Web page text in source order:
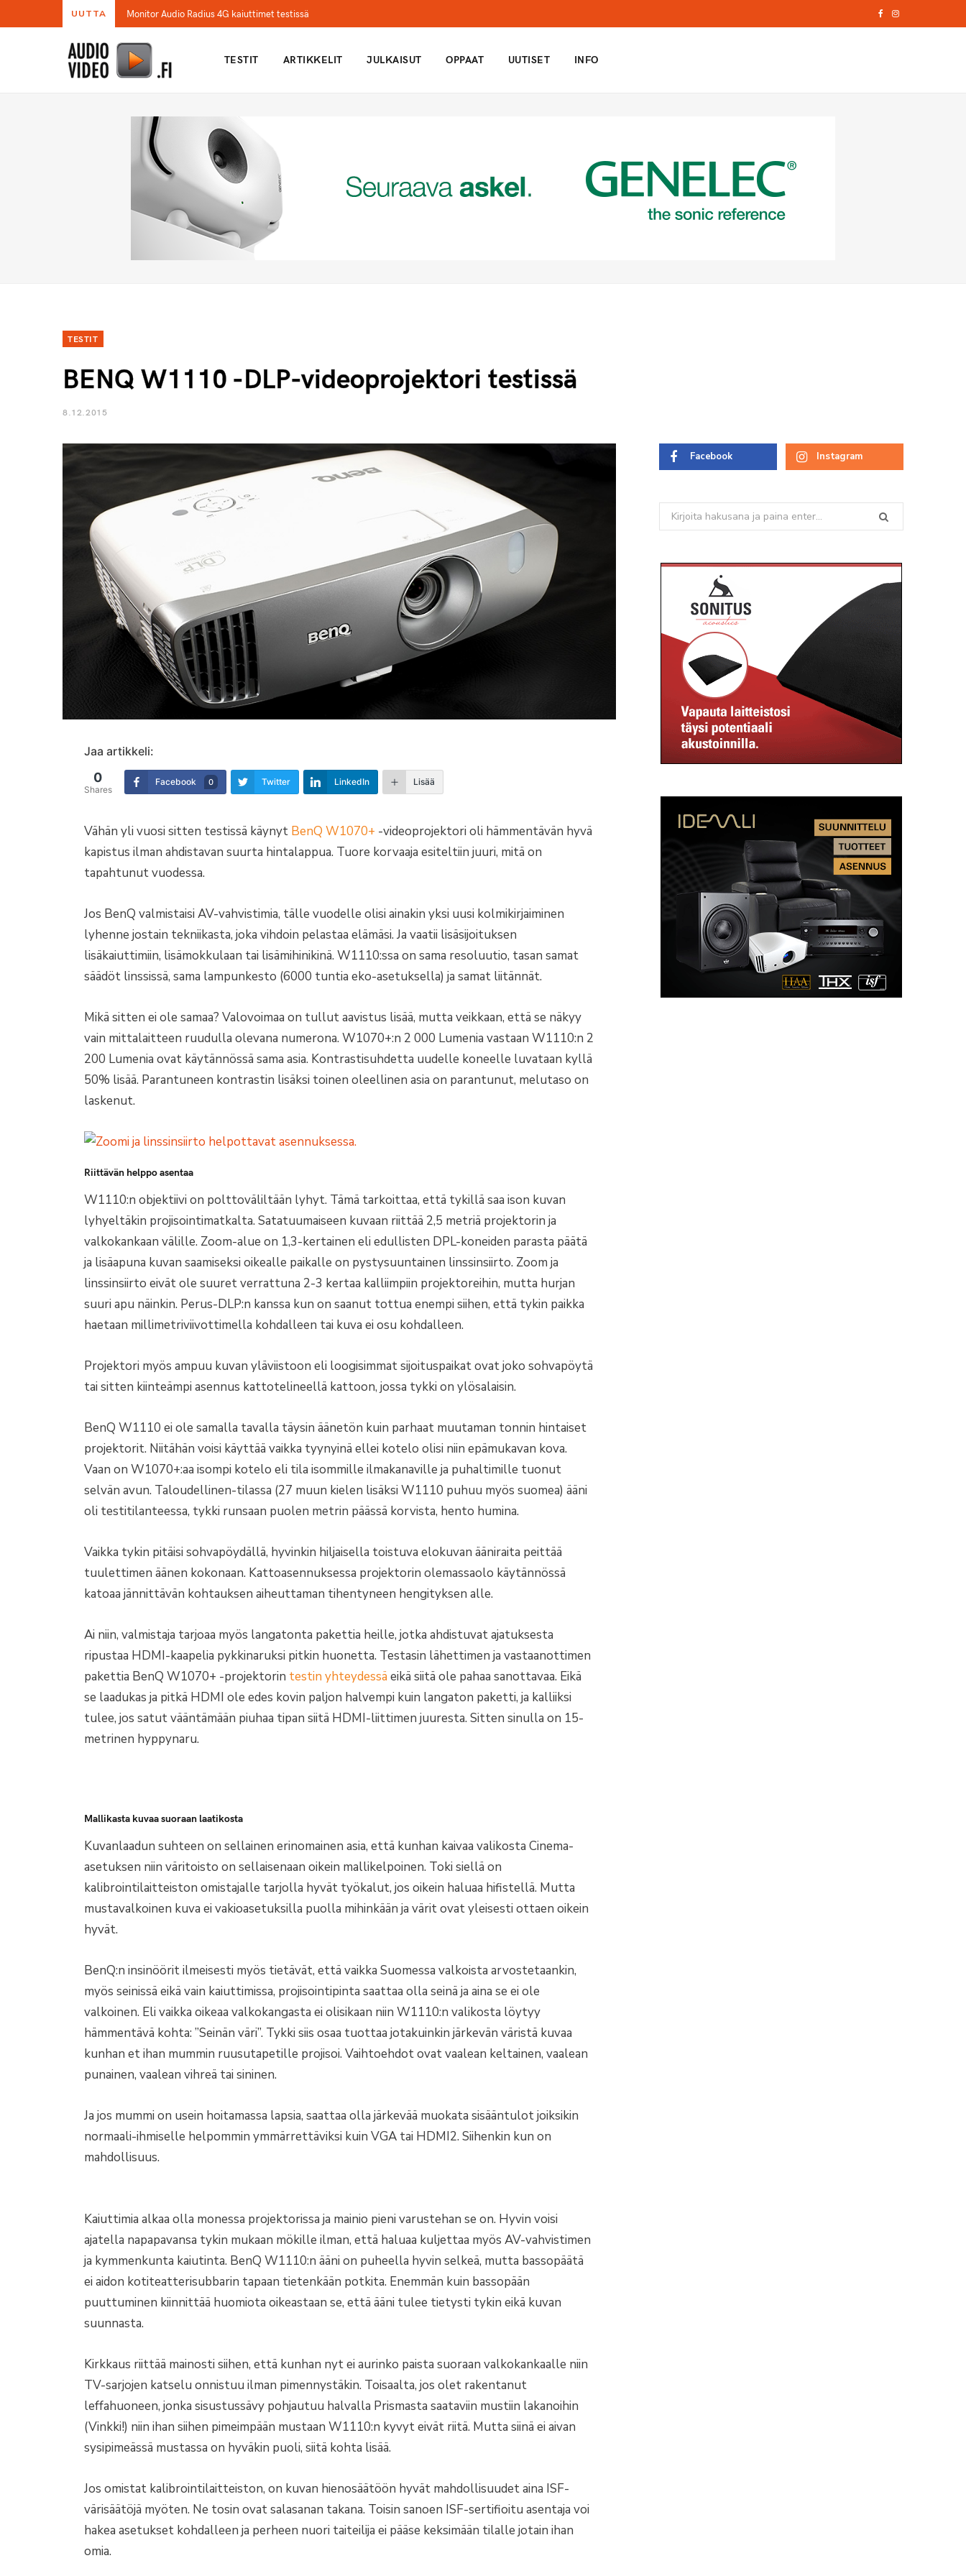
UUTTA Monitor Audio Radius 4G kaiuttimet testissä I
TESTIT ARTIKKELIT JULKAISUT OPPAAT UUTISET INFO
TESTIT
BENQ W1110 -DLP-videoprojektori testissä
8.12.2015
Jaa artikkeli:
0
Shares
Facebook 0 Twitter LinkedIn Lisää
Vähän yli vuosi sitten testissä käynyt BenQ W1070+ -videoprojektori oli hämmentävän hyvä
kapistus ilman ahdistavan suurta hintalappua. Tuore korvaaja esiteltiin juuri, mitä on
tapahtunut vuodessa.
Jos BenQ valmistaisi AV-vahvistimia, tälle vuodelle olisi ainakin yksi uusi kolmikirjaiminen
lyhenne jostain tekniikasta, joka vihdoin pelastaa elämäsi. Ja vaatii lisäsijoituksen
lisäkaiuttimiin, lisämokkulaan tai lisämihinikinä. W1110:ssa on sama resoluutio, tasan samat
säädöt linssissä, sama lampunkesto (6000 tuntia eko-asetuksella) ja samat liitännät.
Mikä sitten ei ole samaa? Valovoimaa on tullut aavistus lisää, mutta veikkaan, että se näkyy
vain mittalaitteen ruudulla olevana numerona. W1070+:n 2 000 Lumenia vastaan W1110:n 2
200 Lumenia ovat käytännössä sama asia. Kontrastisuhdetta uudelle koneelle luvataan kyllä
50% lisää. Parantuneen kontrastin lisäksi toinen oleellinen asia on parantunut, melutaso on
laskenut.
Riittävän helppo asentaa
W1110:n objektiivi on polttoväliltään lyhyt. Tämä tarkoittaa, että tykillä saa ison kuvan
lyhyeltäkin projisointimatkalta. Satatuumaiseen kuvaan riittää 2,5 metriä projektorin ja
valkokankaan välille. Zoom-alue on 1,3-kertainen eli edullisten DPL-koneiden parasta päätä
ja lisäapuna kuvan saamiseksi oikealle paikalle on pystysuuntainen linssinsiirto. Zoom ja
linssinsiirto eivät ole suuret verrattuna 2-3 kertaa kalliimpiin projektoreihin, mutta hurjan
suuri apu näinkin. Perus-DLP:n kanssa kun on saanut tottua enempi siihen, että tykin paikka
haetaan millimetriviivottimella kohdalleen tai kuva ei osu kohdalleen.
Projektori myös ampuu kuvan yläviistoon eli loogisimmat sijoituspaikat ovat joko sohvapöytä
tai sitten kiinteämpi asennus kattotelineellä kattoon, jossa tykki on ylösalaisin.
BenQ W1110 ei ole samalla tavalla täysin äänetön kuin parhaat muutaman tonnin hintaiset
projektorit. Niitähän voisi käyttää vaikka tyynyinä ellei kotelo olisi niin epämukavan kova.
Vaan on W1070+:aa isompi kotelo eli tila isommille ilmakanaville ja puhaltimille tuonut
selvän avun. Taloudellinen-tilassa (27 muun kielen lisäksi W1110 puhuu myös suomea) ääni
oli testitilanteessa, tykki runsaan puolen metrin päässä korvista, hento humina.
Vaikka tykin pitäisi sohvapöydällä, hyvinkin hiljaisella toistuva elokuvan ääniraita peittää
tuulettimen äänen kokonaan. Kattoasennuksessa projektorin olemassaolo käytännössä
katoaa jännittävän kohtauksen aiheuttaman tihentyneen hengityksen alle.
Ai niin, valmistaja tarjoaa myös langatonta pakettia heille, jotka ahdistuvat ajatuksesta
ripustaa HDMI-kaapelia pykkinaruksi pitkin huonetta. Testasin lähettimen ja vastaanottimen
pakettia BenQ W1070+ -projektorin testin yhteydessä eikä siitä ole pahaa sanottavaa. Eikä
se laadukas ja pitkä HDMI ole edes kovin paljon halvempi kuin langaton paketti, ja kalliiksi
tulee, jos satut vääntämään piuhaa tipan siitä HDMI-liittimen juuresta. Sitten sinulla on 15-
metrinen hyppynaru.
Mallikasta kuvaa suoraan laatikosta
Kuvanlaadun suhteen on sellainen erinomainen asia, että kunhan kaivaa valikosta Cinema-
asetuksen niin väritoisto on sellaisenaan oikein mallikelpoinen. Toki siellä on
kalibrointilaitteiston omistajalle tarjolla hyvät työkalut, jos oikein haluaa hifistellä. Mutta
mustavalkoinen kuva ei vakioasetuksilla puolla mihinkään ja värit ovat yleisesti ottaen oikein
hyvät.
BenQ:n insinöörit ilmeisesti myös tietävät, että vaikka Suomessa valkoista arvostetaankin,
myös seinissä eikä vain kaiuttimissa, projisointipinta saattaa olla seinä ja aina se ei ole
valkoinen. Eli vaikka oikeaa valkokangasta ei olisikaan niin W1110:n valikosta löytyy
hämmentävä kohta: ”Seinän väri”. Tykki siis osaa tuottaa jotakuinkin järkevän väristä kuvaa
kunhan et ihan mummin ruusutapetille projisoi. Vaihtoehdot ovat vaalean keltainen, vaalean
punainen, vaalean vihreä tai sininen.
Ja jos mummi on usein hoitamassa lapsia, saattaa olla järkevää muokata sisääntulot joiksikin
normaali-ihmiselle helpommin ymmärrettäviksi kuin VGA tai HDMI2. Siihenkin kun on
mahdollisuus.
Kaiuttimia alkaa olla monessa projektorissa ja mainio pieni varustehan se on. Hyvin voisi
ajatella napapavansa tykin mukaan mökille ilman, että haluaa kuljettaa myös AV-vahvistimen
ja kymmenkunta kaiutinta. BenQ W1110:n ääni on puheella hyvin selkeä, mutta bassopäätä
ei aidon kotiteatterisubbarin tapaan tietenkään potkita. Enemmän kuin bassopään
puuttuminen kiinnittää huomiota oikeastaan se, että ääni tulee tietysti tykin eikä kuvan
suunnasta.
Kirkkaus riittää mainosti siihen, että kunhan nyt ei aurinko paista suoraan valkokankaalle niin
TV-sarjojen katselu onnistuu ilman pimennystäkin. Toisaalta, jos olet rakentanut
leffahuoneen, jonka sisustussävy pohjautuu halvalla Prismasta saataviin mustiin lakanoihin
(Vinkki!) niin ihan siihen pimeimpään mustaan W1110:n kyvyt eivät riitä. Mutta siinä ei aivan
sysipimeässä mustassa on hyväkin puoli, siitä kohta lisää.
Jos omistat kalibrointilaitteiston, on kuvan hienosäätöön hyvät mahdollisuudet aina ISF-
värisäätöjä myöten. Ne tosin ovat salasanan takana. Toisin sanoen ISF-sertifioitu asentaja voi
hakea asetukset kohdalleen ja perheen nuori taiteilija ei pääse keksimään tilalle jotain ihan
omia.
Facebook Instagram
Search
for: